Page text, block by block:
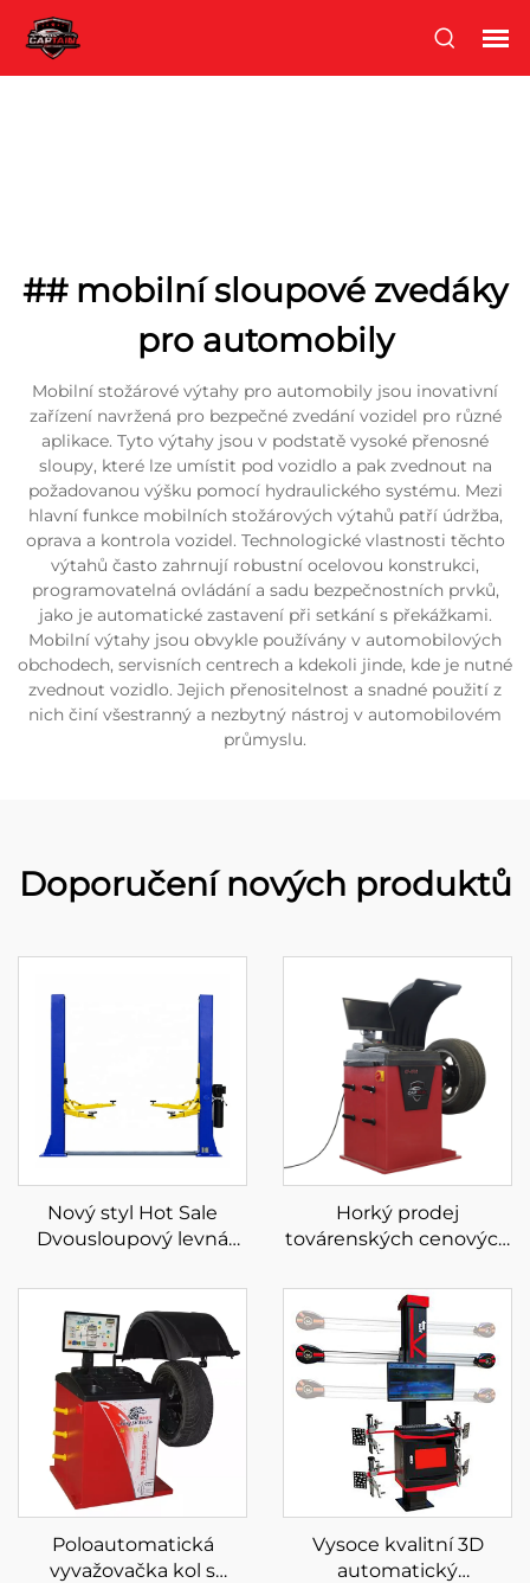
## mobilní sloupové zvedáky
pro automobily
Mobilní stožárové výtahy pro automobily jsou inovativní
zařízení navržená pro bezpečné zvedání vozidel pro různé
aplikace. Tyto výtahy jsou v podstatě vysoké přenosné
sloupy, které lze umístit pod vozidlo a pak zvednout na
požadovanou výšku pomocí hydraulického systému. Mezi
hlavní funkce mobilních stožárových výtahů patří údržba,
oprava a kontrola vozidel. Technologické vlastnosti těchto
výtahů často zahrnují robustní ocelovou konstrukci,
programovatelná ovládání a sadu bezpečnostních prvků,
jako je automatické zastavení při setkání s překážkami.
Mobilní výtahy jsou obvykle používány v automobilových
obchodech, servisních centrech a kdekoli jinde, kde je nutné
zvednout vozidlo. Jejich přenositelnost a snadné použití z
nich činí všestranný a nezbytný nástroj v automobilovém
průmyslu.
Doporučení nových produktů
Nový styl Hot Sale
Dvousloupový levná
autozvedák se dvěma
sloupky
Horký prodej
továrenských cenových
LCD obrazovka laser a
lehké automatické
vyvažovačky kol
Poloautomatická
vyvažovačka kol s
Vysoce kvalitní 3D
automatický